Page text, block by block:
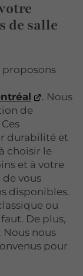
de salle
proposons
. Nous
de
durabilité et
choisir le
et à votre
vous
disponibles.
ou
De plus,
Nous nous
pour